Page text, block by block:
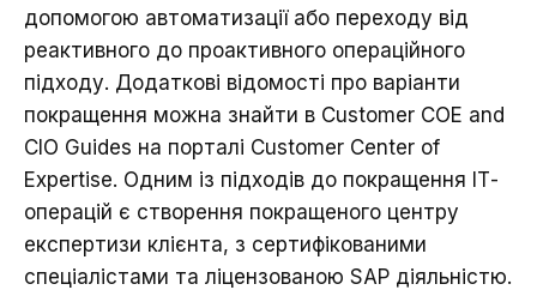
допомогою автоматизації або переходу від
реактивного до проактивного операційного
підходу. Додаткові відомості про варіанти
покращення можна знайти в Customer COE and
CIO Guides на порталі Customer Center of
Expertise. Одним із підходів до покращення ІТ-
операцій є створення покращеного центру
експертизи клієнта, з сертифікованими
спеціалістами та ліцензованою SAP діяльністю.